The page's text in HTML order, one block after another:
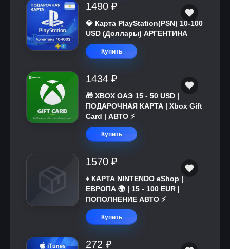
1490 ₽
💎 Карта PlayStation(PSN) 10-100
USD (Доллары) АРГЕНТИНА
Купить
1434 ₽
🎁 XBOX ОАЭ 15 - 50 USD |
ПОДАРОЧНАЯ КАРТА | Xbox Gift
Card | АВТО ⚡
Купить
1570 ₽
♦️ КАРТА NINTENDO eShop |
ЕВРОПА 🌍 | 15 - 100 EUR |
ПОПОЛНЕНИЕ АВТО ⚡
Купить
272 ₽